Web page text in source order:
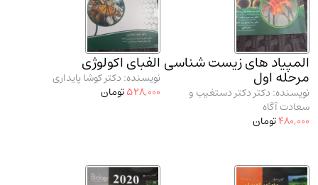
المپیاد های زیست شناسی
مرحله اول
نویسنده: دکتر دکتر دستغیب و
سعادت آگاه
480,000تومان
الفبای اکولوژی
نویسنده: دکتر کوشا پایداری
528,000تومان